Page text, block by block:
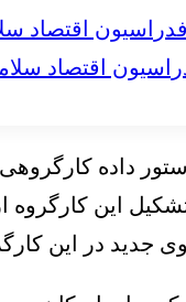
اقتصاد
داده
این
جدید در این